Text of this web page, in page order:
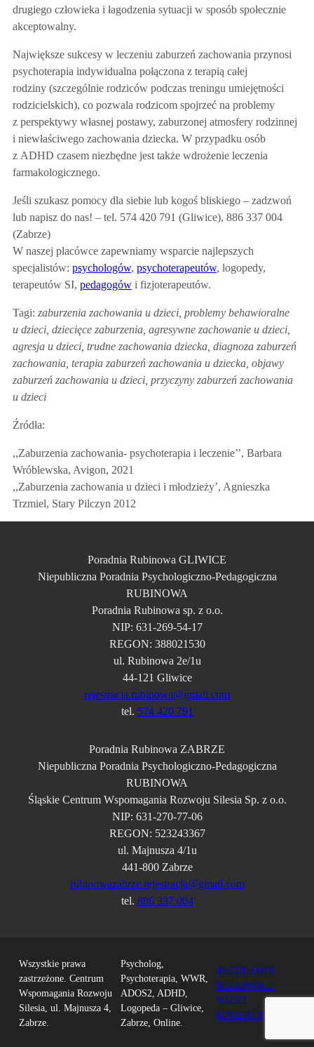
drugiego człowieka i łagodzenia sytuacji w sposób społecznie
akceptowalny.
Największe sukcesy w leczeniu zaburzeń zachowania przynosi
psychoterapia indywidualna połączona z terapią całej
rodziny(szczególnie rodziców podczas treningu umiejętności
rodzicielskich), co pozwala rodzicom spojrzeć na problemy
z perspektywy własnej postawy, zaburzonej atmosfery rodzinnej
i niewłaściwego zachowania dziecka. W przypadku osób
z ADHD czasem niezbędne jest także wdrożenie leczenia
farmakologicznego.
Jeśli szukasz pomocy dla siebie lub kogoś bliskiego – zadzwoń
lub napisz do nas! – tel. 574 420 791 (Gliwice), 886 337 004
(Zabrze)
W naszej placówce zapewniamy wsparcie najlepszych
specjalistów: psychologów, psychoterapeutów, logopedy,
terapeutów SI, pedagogówi fizjoterapeutów.
Tagi: zaburzenia zachowania u dzieci, problemy behawioralne
u dzieci, dziecięce zaburzenia, agresywne zachowanie u dzieci,
agresja u dzieci, trudne zachowania dziecka, diagnoza zaburzeń
zachowania, terapia zaburzeń zachowania u dziecka, objawy
zaburzeń zachowania u dzieci, przyczyny zaburzeń zachowania
u dzieci
Źródła:
,,Zaburzenia zachowania- psychoterapia i leczenie’’, Barbara
Wróblewska, Avigon, 2021
,,Zaburzenia zachowania u dzieci i młodzieży’, Agnieszka
Trzmiel, Stary Pilczyn 2012
Poradnia Rubinowa GLIWICE
Niepubliczna Poradnia Psychologiczno-Pedagogiczna
RUBINOWA
Poradnia Rubinowa sp. z o.o.
NIP: 631-269-54-17
REGON: 388021530
ul. Rubinowa 2e/1u
44-121 Gliwice
rejestracja.rubinowa@gmail.com
tel. 574 420 791
Poradnia Rubinowa ZABRZE
Niepubliczna Poradnia Psychologiczno-Pedagogiczna
RUBINOWA
Śląskie Centrum Wspomagania Rozwoju Silesia Sp. z o.o.
NIP: 631-270-77-06
REGON: 523243367
ul. Majnusza 4/1u
441-800 Zabrze
rubinowazabrze.rejestracja@gmail.com
tel. 886 337 004
Wszystkie prawa
zastrzeżone. Centrum
Wspomagania Rozwoju
Silesia, ul. Majnusza 4,
Zabrze.
Psycholog,
Psychoterapia, WWR,
ADOS2, ADHD,
Logopeda – Gliwice,
Zabrze, Online.
REGULAMIN
REZERWACJI
WIZYT
KOMERCYJNYCH